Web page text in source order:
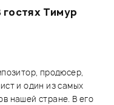
Тимур
продюсер,
и один из самых
нашей стране. В его